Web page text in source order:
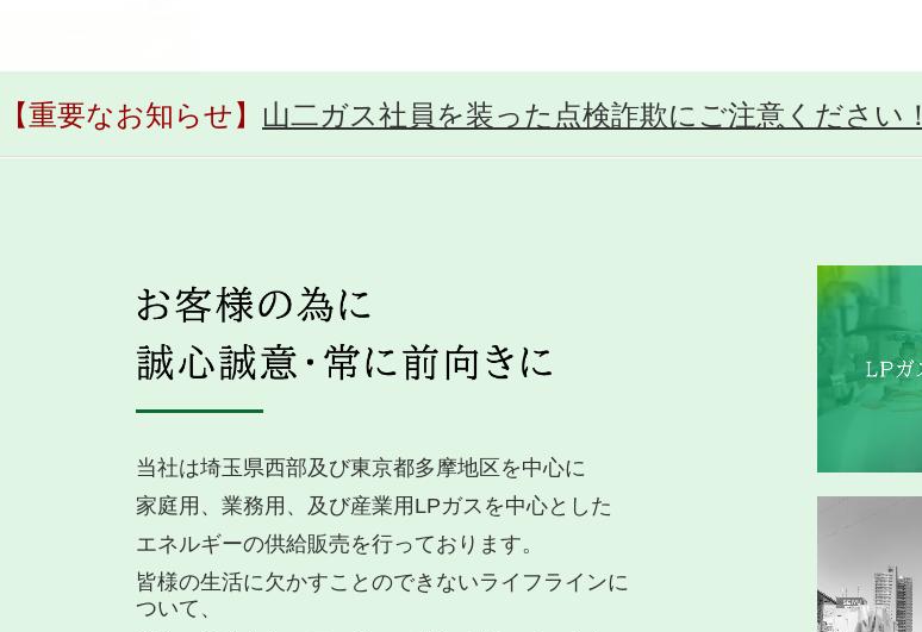
【重要なお知らせ】 山二ガス社員を装った点検詐欺にご注意ください！
当社は埼玉県西部及び東京都多摩地区を中心に
家庭用、業務用、及び産業用 LPガス を中心とした
エネルギーの供給販売を行っております。
皆様の生活に欠かすことのできないライフラインに
ついて、